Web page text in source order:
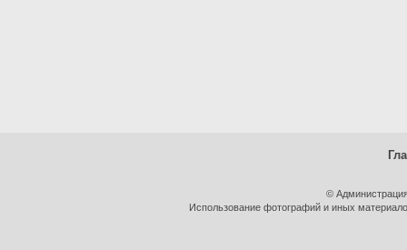
©
Использование фотографий и иных